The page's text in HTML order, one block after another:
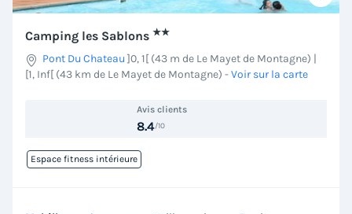
Camping les Sablons ★★
Pont Du Chateau ]0, 1[ (43 m de Le Mayet de Montagne) |
[1, Inf[ (43 km de Le Mayet de Montagne) -Voir sur la carte
Avis clients
8.4/10
Espace fitness intérieure